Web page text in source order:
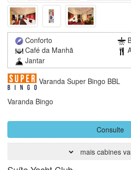
Conforto
Café da Manhã
Jantar
Varanda Super Bingo BBL
Varanda Bingo
Consulte
mais cabines